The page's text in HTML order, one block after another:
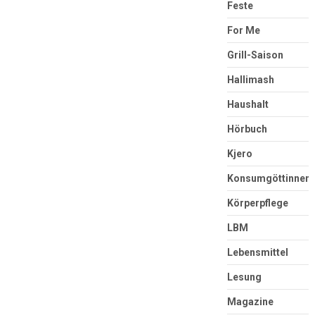
Feste
For Me
Grill-Saison
Hallimash
Haushalt
Hörbuch
Kjero
Konsumgöttinnen
Körperpflege
LBM
Lebensmittel
Lesung
Magazine